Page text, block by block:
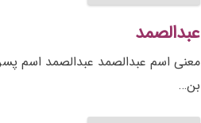
عبدالصمد
بن…